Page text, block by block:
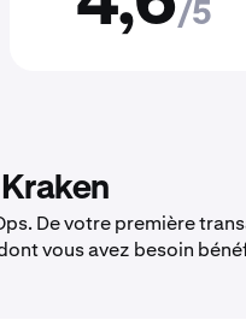
/5
De votre première
vous avez besoin